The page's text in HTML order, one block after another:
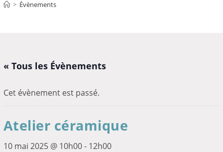
> Évènements
« Tous les Évènements
Cet évènement est passé.
Atelier céramique
10 mai 2025 @ 10h00- 12h00